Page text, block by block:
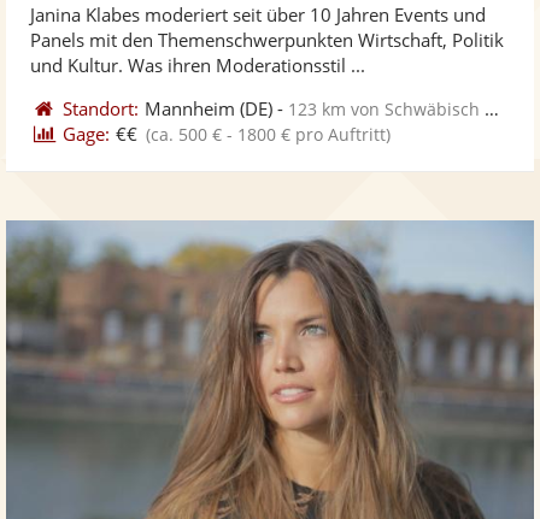
Fotos
5
Janina Klabes moderiert seit über 10 Jahren Events und
Panels mit den Themenschwerpunkten Wirtschaft, Politik
und Kultur. Was ihren Moderationsstil ...
Standort: Mannheim (DE) - 123 km von Schwäbisch Gmünd
Gage: €€ (ca. 500 € - 1800 € pro Auftritt)